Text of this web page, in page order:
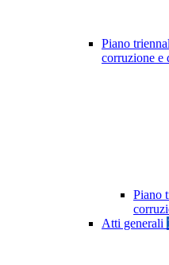
Piano
corruzione e
Piano
Atti generali